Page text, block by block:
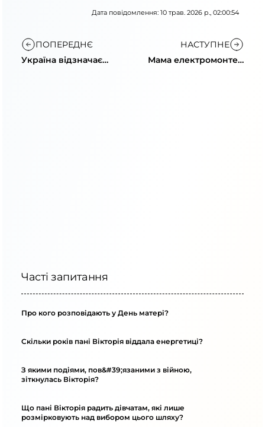
Дата повідомлення: 10 трав. 2026 р., 02:00:54
ПОПЕРЕДНЄ
Україна відзначає
НАСТУПНЕ
Мама електромонтер
Часті запитання
Про кого розповідають у День матері?
Скільки років пані Вікторія віддала енергетиці?
З якими подіями, пов&#39;язаними з війною,
зіткнулась Вікторія?
Що пані Вікторія радить дівчатам, які лише
розмірковують над вибором цього шляху?